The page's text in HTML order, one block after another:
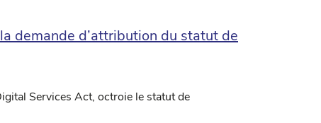
demande d’attribution du statut de
Services Act, octroie le statut de